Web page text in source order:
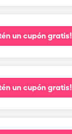
un cupón gratis!
un cupón gratis!